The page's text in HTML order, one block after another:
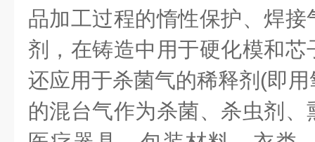
品加工过程的惰性保护、焊
剂，在铸造中用于硬化模和
还应用于杀菌气的稀释剂(即
的混台气作为杀菌、杀虫剂